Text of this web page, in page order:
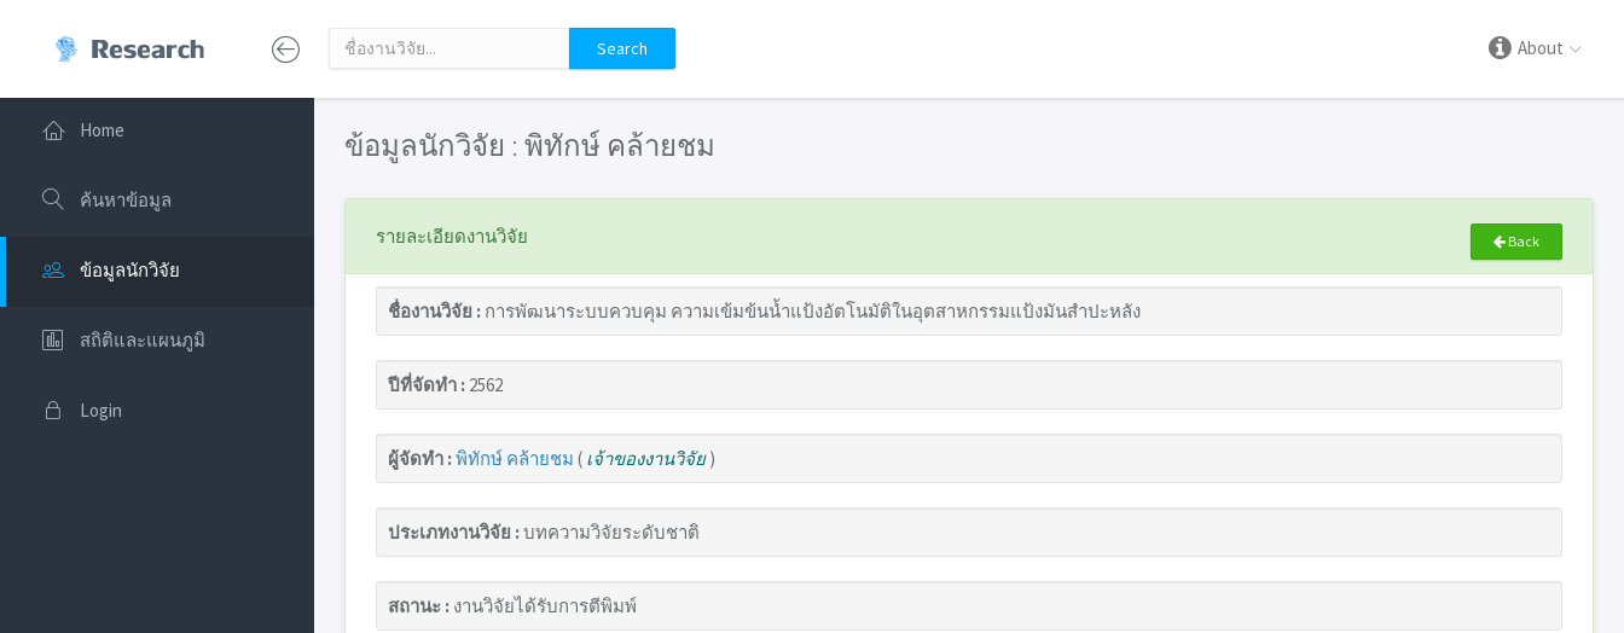
About
Home
ค้นหาข้อมูล
ข้อมูลนักวิจัย
สถิติและแผนภูมิ
Login
ข้อมูลนักวิจัย : พิทักษ์ คล้ายชม
รายละเอียดงานวิจัย Back
ชื่องานวิจัย : การพัฒนาระบบควบคุม ความเข้มข้นน้ำแป้งอัตโนมัติในอุตสาหกรรมแป้งมันสำปะหลัง
ปีที่จัดทำ : 2562
ผู้จัดทำ :พิทักษ์ คล้ายชม ( เจ้าของงานวิจัย)
ประเภทงานวิจัย :บทความวิจัยระดับชาติ
สถานะ : งานวิจัยได้รับการตีพิมพ์